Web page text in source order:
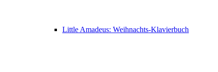
Little Amadeus: Weihnachts-Klavierbuch